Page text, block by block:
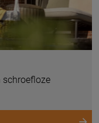
schroefloze